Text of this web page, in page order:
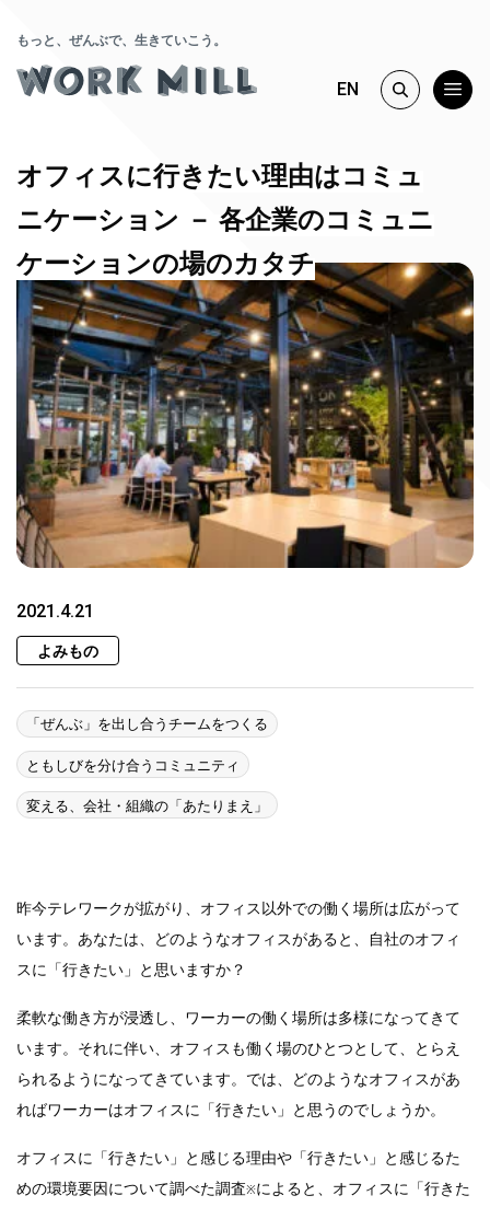
もっと、ぜんぶで、生きていこう。
EN
オフィスに行きたい理由はコミュ
ニケーション － 各企業のコミュニ
ケーションの場のカタチ
2021.4.21
よみもの
「ぜんぶ」を出し合うチームをつくる
ともしびを分け合うコミュニティ
変える、会社・組織の「あたりまえ」
昨今テレワークが拡がり、オフィス以外での働く場所は広がって
います。あなたは、どのようなオフィスがあると、自社のオフィ
スに「行きたい」と思いますか？
柔軟な働き方が浸透し、ワーカーの働く場所は多様になってきて
います。それに伴い、オフィスも働く場のひとつとして、とらえ
られるようになってきています。では、どのようなオフィスがあ
ればワーカーはオフィスに「行きたい」と思うのでしょうか。
オフィスに「行きたい」と感じる理由や「行きたい」と感じるた
めの環境要因について調べた調査※によると、オフィスに「行きた